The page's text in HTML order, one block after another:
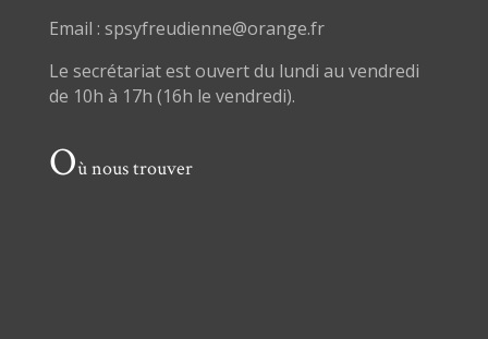
Email : spsyfreudienne@orange.fr
Le secrétariat est ouvert du lundi au vendredi
de 10h à 17h (16h le vendredi).
Où nous trouver